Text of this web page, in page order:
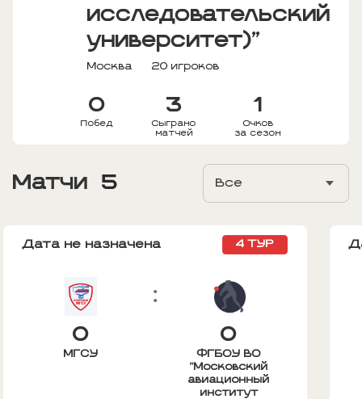
исследовательский
университет)"
Москва 20 игроков
0
Побед
3
Сыграно
матчей
1
Очков
за сезон
Матчи 5 Все
Дата не назначена 4 ТУР
0
МГСУ
:
0
ФГБОУ ВО
"Московский
авиационный
институт